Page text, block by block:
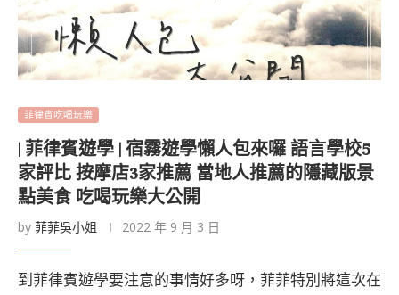
菲律賓吃喝玩樂
| 菲律賓遊學 | 宿霧遊學懶人包來囉 語言學校5
家評比 按摩店3家推薦 當地人推薦的隱藏版景
點美食 吃喝玩樂大公開
by 菲菲吳小姐 2022 年 9 月 3 日
到菲律賓遊學要注意的事情好多呀，菲菲特別將這次在